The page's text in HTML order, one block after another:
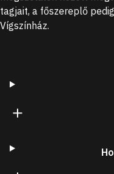
tagjait, a főszereplő
Vígszínház.